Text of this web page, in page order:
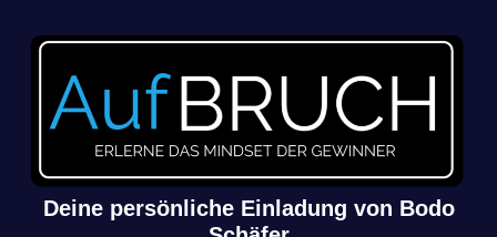
Deine persönliche Einladung von Bodo